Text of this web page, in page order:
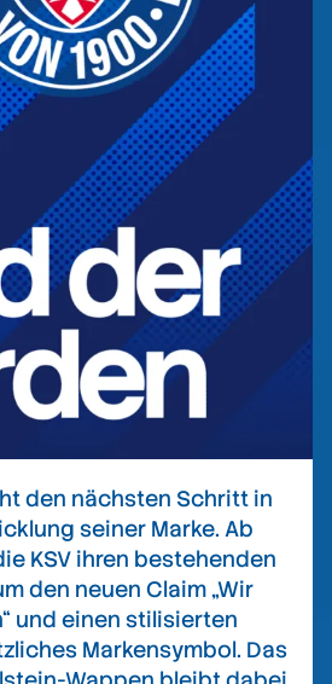
den nächsten Schritt in
seiner Marke. Ab
KSV ihren bestehenden
den neuen Claim „Wir
und einen stilisierten
Markensymbol. Das